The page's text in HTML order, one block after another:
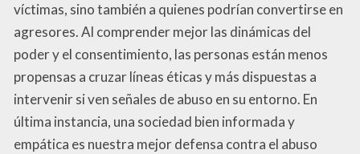
víctimas, sino también a quienes podrían convertirse en
agresores. Al comprender mejor las dinámicas del
poder y el consentimiento, las personas están menos
propensas a cruzar líneas éticas y más dispuestas a
intervenir si ven señales de abuso en su entorno. En
última instancia, una sociedad bien informada y
empática es nuestra mejor defensa contra el abuso